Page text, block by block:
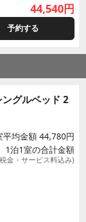
44,540円
予約する
グルベッド 2
平均金額 44,780円
1泊1室の合計金額
金・サービス料込み)